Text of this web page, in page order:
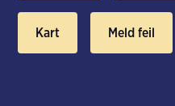
Kart Meld feil